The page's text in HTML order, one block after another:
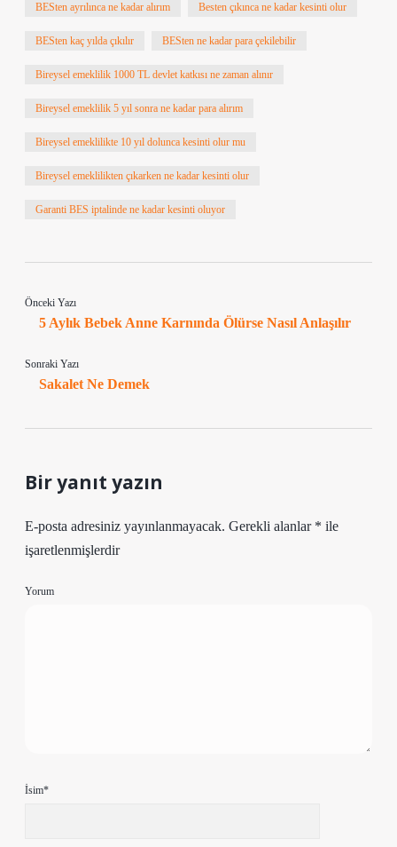
BESten ayrılınca ne kadar alırım Besten çıkınca ne kadar kesinti olur
BESten kaç yılda çıkılır BESten ne kadar para çekilebilir
Bireysel emeklilik 1000 TL devlet katkısı ne zaman alınır
Bireysel emeklilik 5 yıl sonra ne kadar para alırım
Bireysel emeklilikte 10 yıl dolunca kesinti olur mu
Bireysel emeklilikten çıkarken ne kadar kesinti olur
Garanti BES iptalinde ne kadar kesinti oluyor
Önceki Yazı
5 Aylık Bebek Anne Karnında Ölürse Nasıl Anlaşılır
Sonraki Yazı
Sakalet Ne Demek
Bir yanıt yazın
E-posta adresiniz yayınlanmayacak. Gerekli alanlar * ile
işaretlenmişlerdir
Yorum
İsim*